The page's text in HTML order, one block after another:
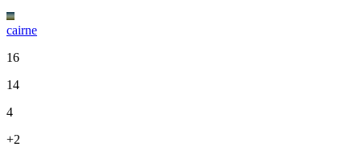
cairne
16
14
4
+2